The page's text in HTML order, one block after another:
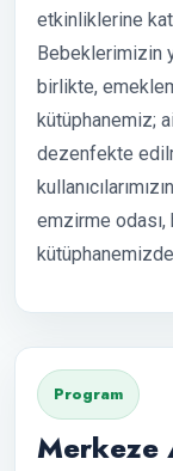
etkinliklerine
Bebeklerimizin
birlikte,
kütüphanemiz;
dezenfekte
emzirme odası,
Program
Merkeze